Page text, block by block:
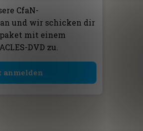
CfaN-
und wir schicken dir
mit einem
DVD zu.
anmelden